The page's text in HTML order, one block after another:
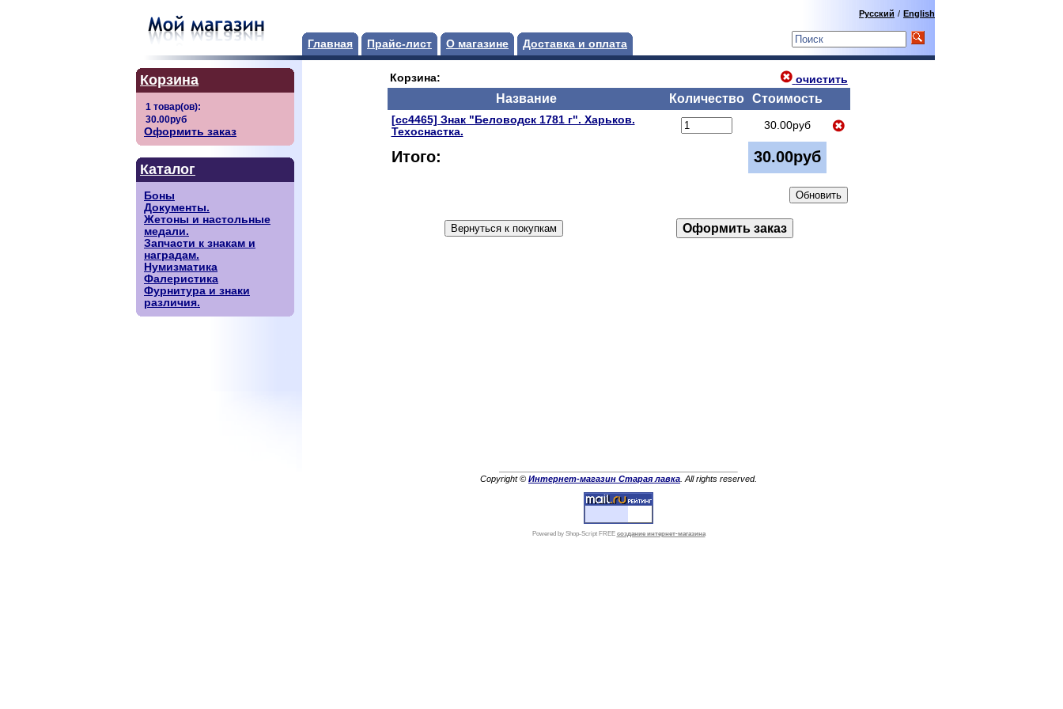
Главная Прайс-лист О магазине Доставка и оплата
Русский / English
Корзина
Оформить заказ
Каталог
Боны
Документы.
Жетоны и настольные
медали.
Запчасти к знакам и
наградам.
Нумизматика
Фалеристика
Фурнитура и знаки
различия.
Корзина: очистить
Название Количество Стоимость
[сс4465] Знак "Беловодск 1781 г". Харьков.
Техоснастка.
30.00руб
Итого: 30.00руб
Copyright © Интернет-магазин Старая лавка . All rights reserved.
Powered by Shop-Script FREE создание интернет-магазина